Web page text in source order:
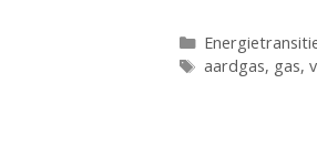
Categorieën
Tags
aardgas, gas,